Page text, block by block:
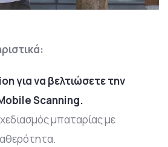
για να βελτιώσετε την
Scanning.
μπαταρίας με